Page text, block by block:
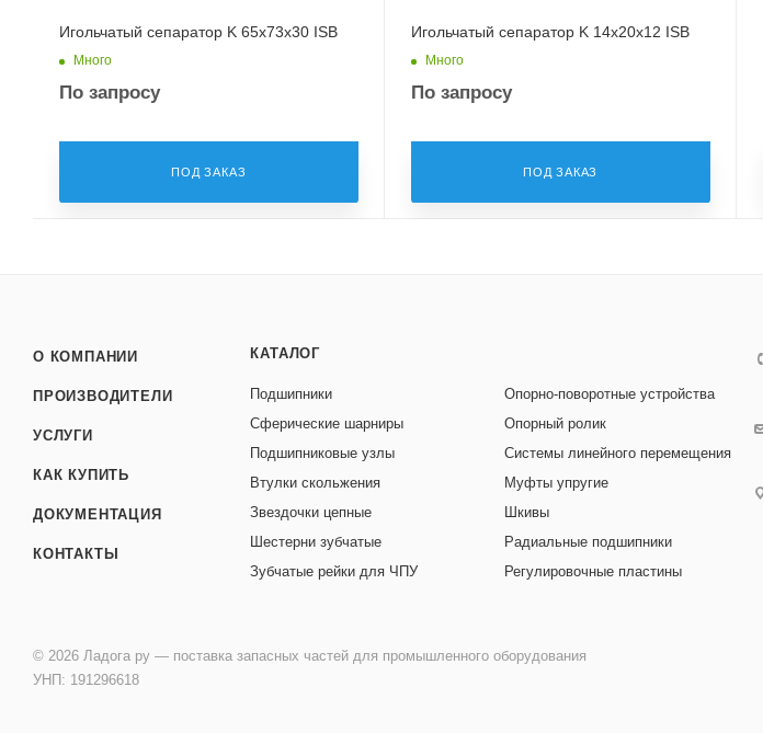
Игольчатый сепаратор K 65x73x30 ISB
Много
По запросу
ПОД ЗАКАЗ
Игольчатый сепаратор K 14x20x12 ISB
Много
По запросу
ПОД ЗАКАЗ
О КОМПАНИИ
ПРОИЗВОДИТЕЛИ
УСЛУГИ
КАК КУПИТЬ
ДОКУМЕНТАЦИЯ
КОНТАКТЫ
КАТАЛОГ
Подшипники
Сферические шарниры
Подшипниковые узлы
Втулки скольжения
Звездочки цепные
Шестерни зубчатые
Зубчатые рейки для ЧПУ
Опорно-поворотные устройства
Опорный ролик
Системы линейного перемещения
Муфты упругие
Шкивы
Радиальные подшипники
Регулировочные пластины
© 2026 Ладога ру — поставка запасных частей для промышленного оборудования
УНП: 191296618